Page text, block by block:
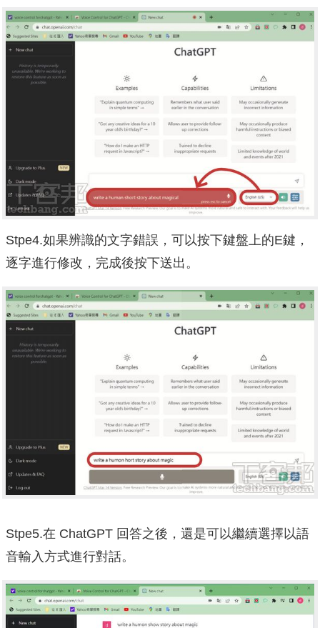
Stpe4.如果辨識的文字錯誤，可以按下鍵盤上的E鍵，
逐字進行修改，完成後按下送出。
Stpe5.在 ChatGPT 回答之後，還是可以繼續選擇以語
音輸入方式進行對話。